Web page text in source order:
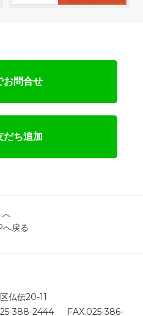
問合せ
ち追加
戻る
仏伝20-11
388-2444 FAX.025-386-